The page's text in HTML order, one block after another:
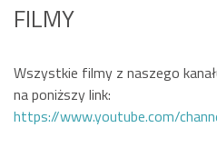
FILMY
Wszystkie filmy z naszego
na poniższy link:
https://www.youtube.com/